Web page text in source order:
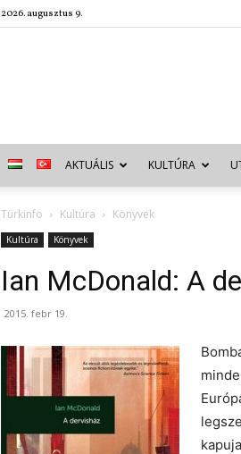
2026. augusztus 9.
AKTUÁLIS KULTÚRA
Türkinfo Kultúra Könyvek
Kultúra Könyvek
Ian McDonald: A
2015. febr 19.